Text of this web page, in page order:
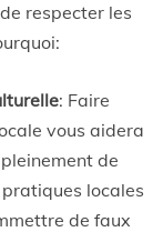
respecter les
: Faire
vous aidera
de
locales
de faux